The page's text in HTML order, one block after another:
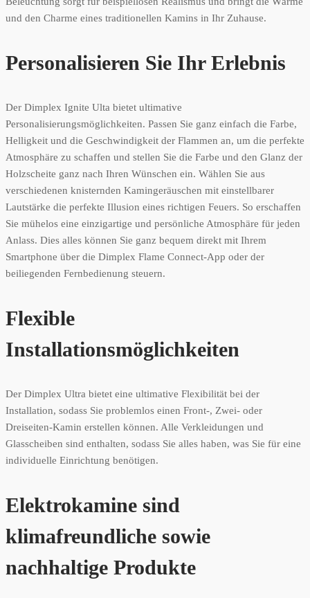
und den Charme eines traditionellen Kamins in Ihr Zuhause.
Personalisieren Sie Ihr Erlebnis
Der Dimplex Ignite Ulta bietet ultimative
Personalisierungsmöglichkeiten. Passen Sie ganz einfach die Farbe,
Helligkeit und die Geschwindigkeit der Flammen an, um die perfekte
Atmosphäre zu schaffen und stellen Sie die Farbe und den Glanz der
Holzscheite ganz nach Ihren Wünschen ein. Wählen Sie aus
verschiedenen knisternden Kamingeräuschen mit einstellbarer
Lautstärke die perfekte Illusion eines richtigen Feuers. So erschaffen
Sie mühelos eine einzigartige und persönliche Atmosphäre für jeden
Anlass. Dies alles können Sie ganz bequem direkt mit Ihrem
Smartphone über die Dimplex Flame Connect-App oder der
beiliegenden Fernbedienung steuern.
Flexible
Installationsmöglichkeiten
Der Dimplex Ultra bietet eine ultimative Flexibilität bei der
Installation, sodass Sie problemlos einen Front-, Zwei- oder
Dreiseiten-Kamin erstellen können. Alle Verkleidungen und
Glasscheiben sind enthalten, sodass Sie alles haben, was Sie für eine
individuelle Einrichtung benötigen.
Elektrokamine sind
klimafreundliche sowie
nachhaltige Produkte